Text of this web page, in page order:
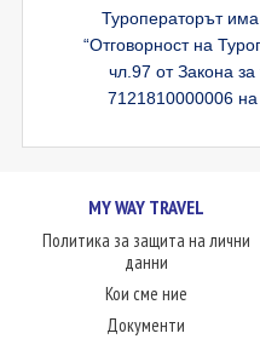
Туроператорът
“Отговорност на
чл.97 от Закона
7121810000006
MY WAY TRAVEL
Политика за защита на лични
данни
Кои сме ние
Документи